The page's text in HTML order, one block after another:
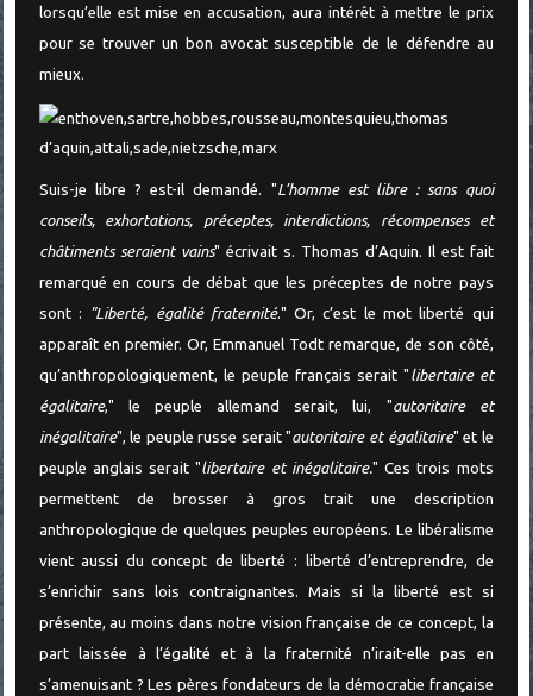
lorsqu’elle est mise en accusation, aura intérêt à mettre le prix
pour se trouver un bon avocat susceptible de le défendre au
mieux.
Suis-je libre ? est-il demandé. "L’homme est libre : sans quoi
conseils, exhortations, préceptes, interdictions, récompenses et
châtiments seraient vains" écrivait s. Thomas d’Aquin. Il est fait
remarqué en cours de débat que les préceptes de notre pays
sont : "Liberté, égalité fraternité." Or, c’est le mot liberté qui
apparaît en premier. Or, Emmanuel Todt remarque, de son côté,
qu’anthropologiquement, le peuple français serait " libertaire et
égalitaire," le peuple allemand serait, lui, "autoritaire et
inégalitaire", le peuple russe serait "autoritaire et égalitaire" et le
peuple anglais serait "libertaire et inégalitaire." Ces trois mots
permettent de brosser à gros trait une description
anthropologique de quelques peuples européens. Le libéralisme
vient aussi du concept de liberté : liberté d’entreprendre, de
s’enrichir sans lois contraignantes. Mais si la liberté est si
présente, au moins dans notre vision française de ce concept, la
part laissée à l’égalité et à la fraternité n’irait-elle pas en
s’amenuisant ? Les pères fondateurs de la démocratie française